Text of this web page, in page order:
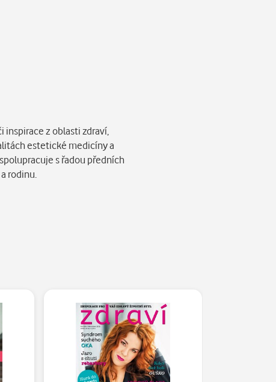
z oblasti zdraví,
estetické medicíny a
s řadou předních
rodinu.